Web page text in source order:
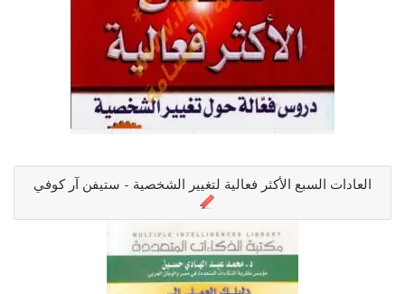
العادات السبع الأكثر فعالية لتغيير الشخصية - ستيفن آر كوفي